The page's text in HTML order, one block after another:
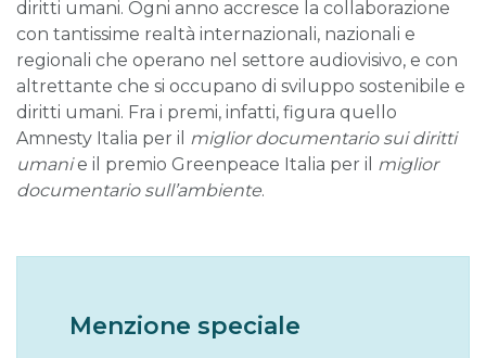
diritti umani. Ogni anno accresce la collaborazione
con tantissime realtà internazionali, nazionali e
regionali che operano nel settore audiovisivo, e con
altrettante che si occupano di sviluppo sostenibile e
diritti umani. Fra i premi, infatti, figura quello
Amnesty Italia per il
miglior documentario sui diritti
umanie il premio Greenpeace Italia per il
miglior
documentario sull’ambiente.
Menzione speciale